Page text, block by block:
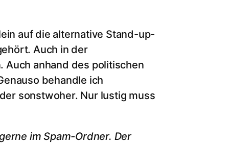
auf die alternative Stand-up-
Auch in der
Auch anhand des politischen
behandle ich
sonstwoher. Nur lustig muss
im Spam-Ordner. Der